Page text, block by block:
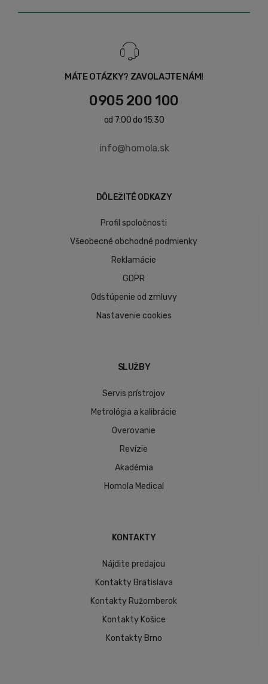
MÁTE OTÁZKY? ZAVOLAJTE NÁM!
0905 200 100
od 7:00 do 15:30
info@homola.sk
DÔLEŽITÉ ODKAZY
Profil spoločnosti
Všeobecné obchodné podmienky
Reklamácie
GDPR
Odstúpenie od zmluvy
Nastavenie cookies
SLUŽBY
Servis prístrojov
Metrológia a kalibrácie
Overovanie
Revízie
Akadémia
Homola Medical
KONTAKTY
Nájdite predajcu
Kontakty Bratislava
Kontakty Ružomberok
Kontakty Košice
Kontakty Brno